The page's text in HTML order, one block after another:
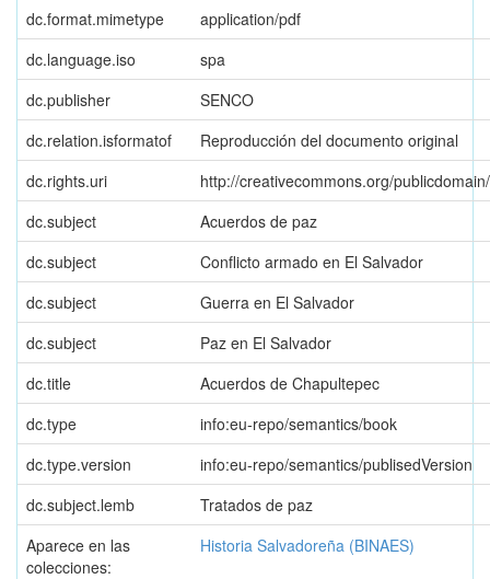
dc.format.mimetype
application/pdf
dc.language.iso
spa
dc.publisher
SENCO
dc.relation.isformatof
Reproducción del documento original
dc.rights.uri
http://creativecommons.org/
dc.subject
Acuerdos de paz
dc.subject
Conflicto armado en El Salvador
dc.subject
Guerra en El Salvador
dc.subject
Paz en El Salvador
dc.title
Acuerdos de Chapultepec
dc.type
info:eu-repo/semantics/book
dc.type.version
info:eu-repo/semantics/publisedVersion
dc.subject.lemb
Tratados de paz
Aparece en las
colecciones:
Historia Salvadoreña (BINAES)